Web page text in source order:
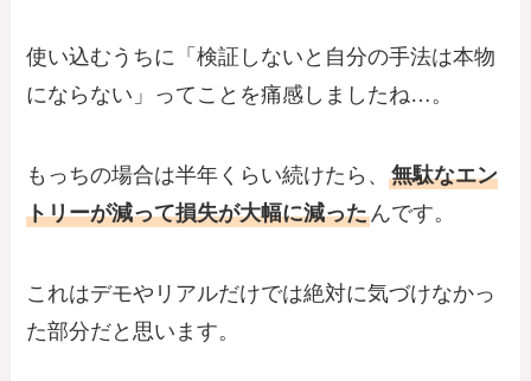
使い込むうちに「検証しないと自分の手法は本物
にならない」ってことを痛感しましたね…。
もっちの場合は半年くらい続けたら、無駄なエン
トリーが減って損失が大幅に減ったんです。
これはデモやリアルだけでは絶対に気づけなかっ
た部分だと思います。